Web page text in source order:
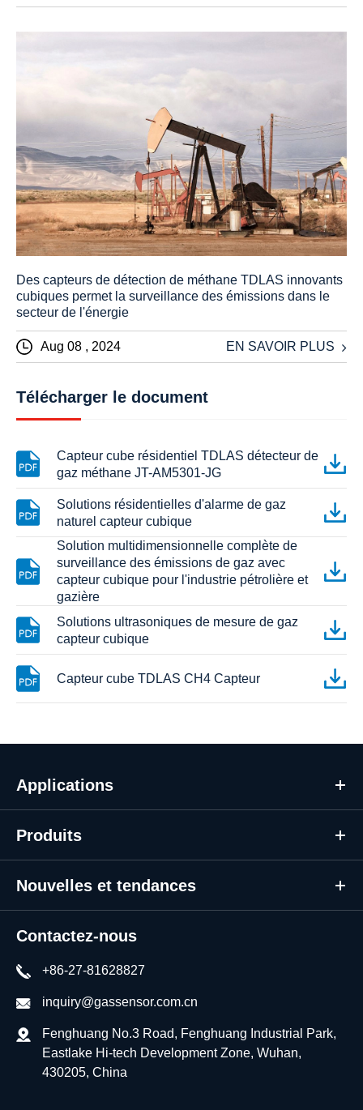
Des capteurs de détection de méthane TDLAS innovants
cubiques permet la surveillance des émissions dans le
secteur de l'énergie
Aug 08 , 2024 EN SAVOIR PLUS
Télécharger le document
Capteur cube résidentiel TDLAS détecteur de
gaz méthane JT-AM5301-JG
Solutions résidentielles d'alarme de gaz
naturel capteur cubique
Solution multidimensionnelle complète de
surveillance des émissions de gaz avec
capteur cubique pour l'industrie pétrolière et
gazière
Solutions ultrasoniques de mesure de gaz
capteur cubique
Capteur cube TDLAS CH4 Capteur
Applications
Produits
Nouvelles et tendances
Contactez-nous
+86-27-81628827
inquiry@gassensor.com.cn
Fenghuang No.3 Road, Fenghuang Industrial Park,
Eastlake Hi-tech Development Zone, Wuhan,
430205, China